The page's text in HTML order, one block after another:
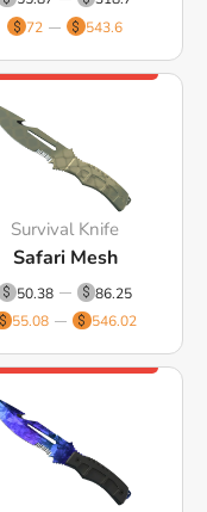
72
543.6
Survival Knife
Safari Mesh
50.38
86.25
55.08
546.02